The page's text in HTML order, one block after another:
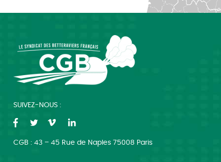
SUIVEZ-NOUS :
CGB : 43 – 45 Rue de Naples 75008 Paris